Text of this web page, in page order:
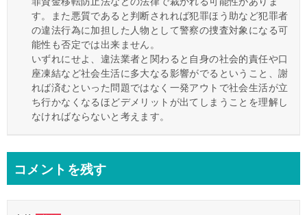
す。また悪質であると判断されれば犯罪ほう助など犯罪者
の違法行為に加担した人物として警察の捜査対象になる可
能性も否定では出来ません。
いずれにせよ、違法業者と関わると自身の社会的責任や口
座凍結など社会生活に多大なる影響がでるということ、謝
れば済むといった問題ではなく一発アウトで社会生活が立
ち行かなくなるほどデメリットが出てしまうことを理解し
なければならないと考えます。
コメントを残す